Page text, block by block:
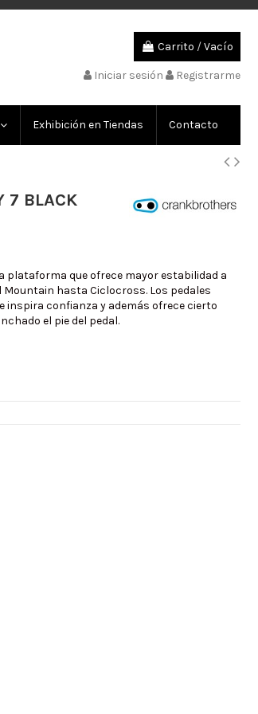
Carrito /Vacío
Iniciar sesión Registrarme
Exhibición en Tiendas Contacto
7 BLACK
plataforma que ofrece mayor estabilidad a
Mountain hasta Ciclocross. Los pedales
confianza y además ofrece cierto
el pie del pedal.